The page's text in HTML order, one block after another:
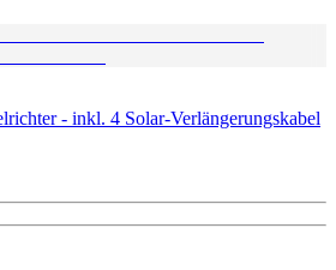
- inkl. 4 Solar-Verlängerungskabel